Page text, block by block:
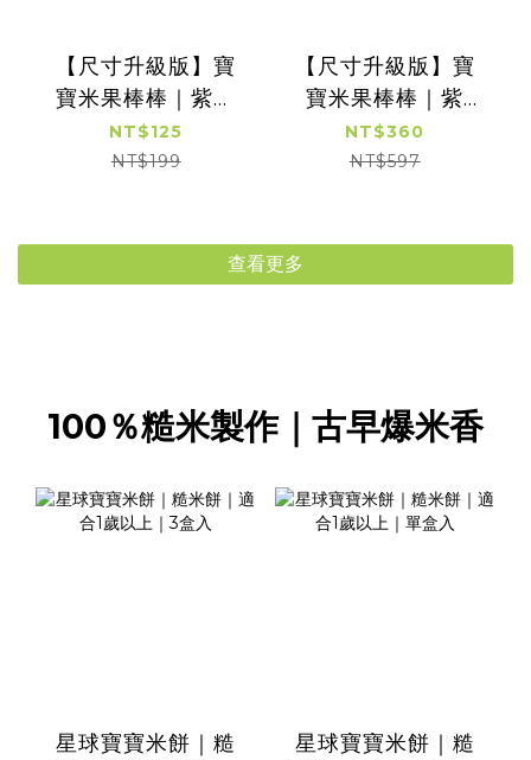
【尺寸升級版】寶
寶米果棒棒｜紫米
口味｜ 寶寶米餅｜
適用6個月以上｜單
NT$125
NT$199
【尺寸升級版】寶
寶米果棒棒｜紫
米、紅米、紅藜麥
口味｜ 寶寶米餅三
NT$360
NT$597
查看更多
100％糙米製作｜古早爆米香
星球寶寶米餅｜糙
星球寶寶米餅｜糙